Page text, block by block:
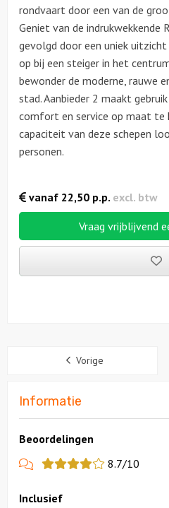
rondvaart door een van de
Geniet van de indrukwekkende
gevolgd door een uniek
op bij een steiger in het
bewonder de moderne, rauwe
stad. Aanbieder 2 maakt
comfort en service op maat te
capaciteit van deze schepen
personen.
Vraag vrijblijvend
vanaf 22,50 p.p. excl. btw
Vorige
Informatie
Beoordelingen
View
reviews
8.7/10
Inclusief